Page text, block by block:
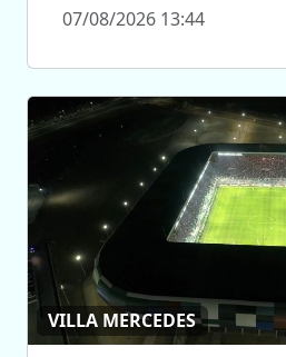
07/08/2026 13:44
VILLA MERCEDES